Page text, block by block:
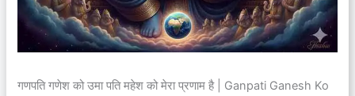
गणपति गणेश को उमा पति महेश को मेरा प्रणाम है | Ganpati Ganesh Ko